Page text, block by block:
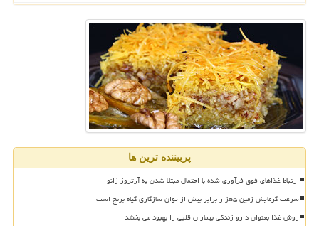
پربیننده ترین ها
ارتباط غذاهای فوق فرآوری شده با احتمال مبتلا شدن به آرتروز زانو
سرعت گرمایش زمین ۵هزار برابر بیش از توان سازگاری گیاه برنج است
روش غذا بعنوان دارو زندگی بیماران قلبی را بهبود می بخشد